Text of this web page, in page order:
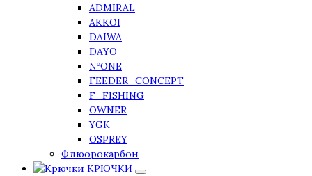
ADMIRAL
AKKOI
DAIWA
DAYO
№ONE
FEEDER_CONCEPT
F_FISHING
OWNER
YGK
OSPREY
Флюорокарбон
КРЮЧКИ